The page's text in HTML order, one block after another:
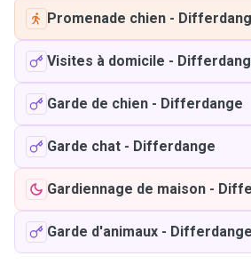
Promenade chien -
Visites à domicile -
Garde de chien - Differdange
Garde chat - Differdange
Gardiennage de maison -
Garde d'animaux - Differdange